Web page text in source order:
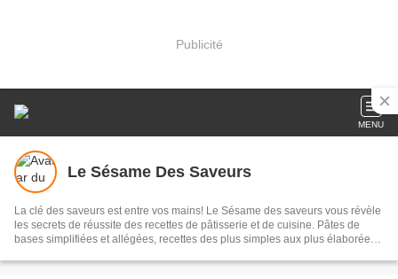
Publicité
MENU
Le Sésame Des Saveurs
La clé des saveurs est entre vos mains! Le Sésame des saveurs vous révèle
les secrets de réussite des recettes de pâtisserie et de cuisine. Pâtes de
bases simplifiées et allégées, recettes des plus simples aux plus élaborées,